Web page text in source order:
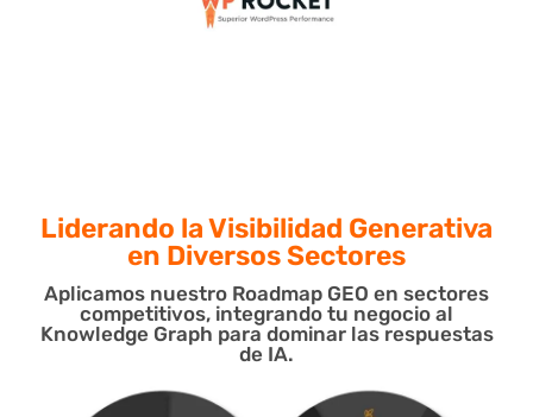
Liderando la Visibilidad Generativa
en Diversos Sectores
Aplicamos nuestro Roadmap GEO en sectores
competitivos, integrando tu negocio al
Knowledge Graph para dominar las respuestas
de IA.